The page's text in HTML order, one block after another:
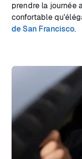
prendre la journée
confortable
de San Francisco.